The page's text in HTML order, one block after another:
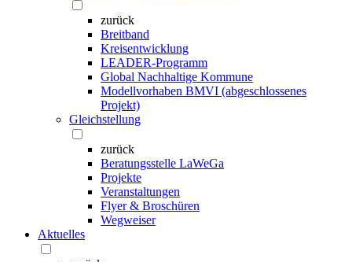
zurück
Breitband
Kreisentwicklung
LEADER-Programm
Global Nachhaltige Kommune
Modellvorhaben BMVI (abgeschlossenes
Projekt)
Gleichstellung
zurück
Beratungsstelle LaWeGa
Projekte
Veranstaltungen
Flyer & Broschüren
Wegweiser
Aktuelles